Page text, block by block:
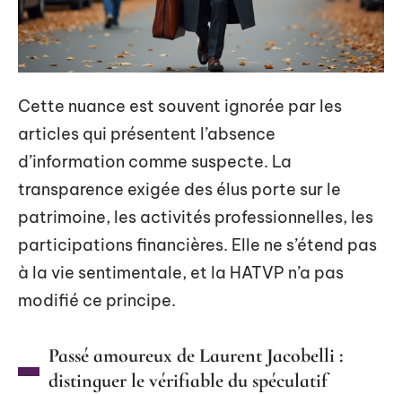
Cette nuance est souvent ignorée par les
articles qui présentent l’absence
d’information comme suspecte. La
transparence exigée des élus porte sur le
patrimoine, les activités professionnelles, les
participations financières. Elle ne s’étend pas
à la vie sentimentale, et la HATVP n’a pas
modifié ce principe.
Passé amoureux de Laurent Jacobelli :
distinguer le vérifiable du spéculatif